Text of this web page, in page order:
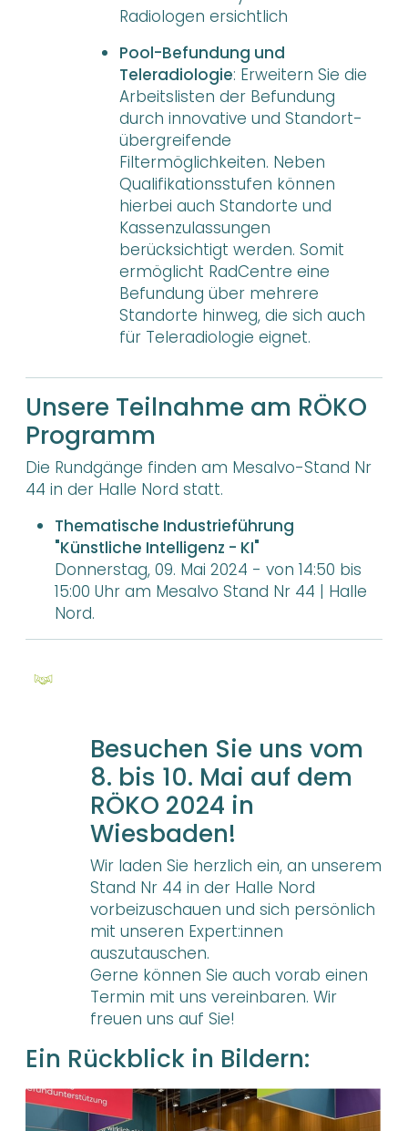
Radiologen ersichtlich
Pool-Befundung und
Teleradiologie: Erweitern Sie die
Arbeitslisten der Befundung
durch innovative und Standort-
übergreifende
Filtermöglichkeiten. Neben
Qualifikationsstufen können
hierbei auch Standorte und
Kassenzulassungen
berücksichtigt werden. Somit
ermöglicht RadCentre eine
Befundung über mehrere
Standorte hinweg, die sich auch
für Teleradiologie eignet.
Unsere Teilnahme am RÖKO
Programm
Die Rundgänge finden am Mesalvo-Stand Nr
44 in der Halle Nord statt.
Thematische Industrieführung
"Künstliche Intelligenz - KI"
Donnerstag, 09. Mai 2024 - von 14:50 bis
15:00 Uhr am Mesalvo Stand Nr 44 | Halle
Nord.
Besuchen Sie uns vom
8. bis 10. Mai auf dem
RÖKO 2024 in
Wiesbaden!
Wir laden Sie herzlich ein, an unserem
Stand Nr 44 in der Halle Nord
vorbeizuschauen und sich persönlich
mit unseren Expert:innen
auszutauschen.
Gerne können Sie auch vorab einen
Termin mit uns vereinbaren. Wir
freuen uns auf Sie!
Ein Rückblick in Bildern: